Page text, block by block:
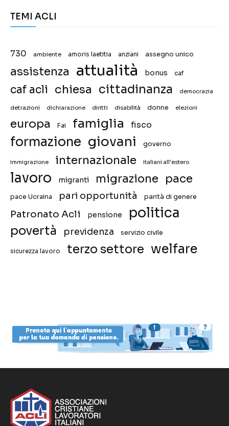
TEMI ACLI
730 ambiente amoris laetitia anziani assegno unico
assistenza attualità bonus caf
caf acli chiesa cittadinanza democrazia
detrazioni dichiarazione diritti disabilità donne elezioni
europa Fai famiglia fisco
formazione giovani governo
immigrazione internazionale italiani all'estero
lavoro migranti migrazione pace
pace Ucraina pari opportunità parità di genere
Patronato Acli pensione politica
povertà previdenza servizio civile
sicurezza lavoro terzo settore welfare